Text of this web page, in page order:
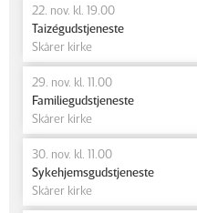
22. nov. kl. 19.00
Taizégudstjeneste
Skårer kirke
29. nov. kl. 11.00
Familiegudstjeneste
Skårer kirke
30. nov. kl. 11.00
Sykehjemsgudstjeneste
Skårer kirke